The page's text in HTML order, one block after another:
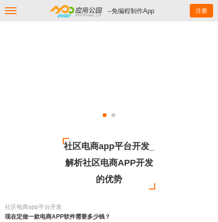
--免编程制作App 注册
社区电商app平台开发_
解析社区电商APP开发
的优势
社区电商app平台开发
现在定做一款电商APP软件需要多少钱？